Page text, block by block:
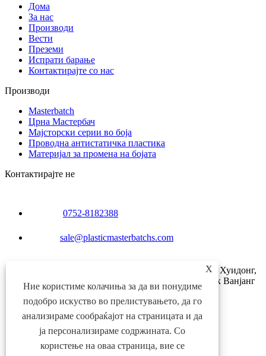
X
Ние користиме колачиња за да ви понудиме
подобро искуство во прелистувањето, да го
анализираме сообраќајот на страницата и да
ја персонализираме содржината. Со
користење на оваа страница, вие се
Дома
За нас
Производи
Вести
Преземи
Испрати барање
Контактирајте со нас
Производи
Masterbatch
Црна Мастербач
Мајсторски серии во боја
Проводна антистатичка пластика
Материјал за промена на бојата
Контактирајте не
0752-8182388
sale@plasticmasterbatchs.com
Баиша Бутангвеи, улица Далинг, округ Хуидонг,
провинција Гуангдонг (зграда 38, градски парк Ванјанг
Жонгчуанг)
Sitemap
RSS
XML